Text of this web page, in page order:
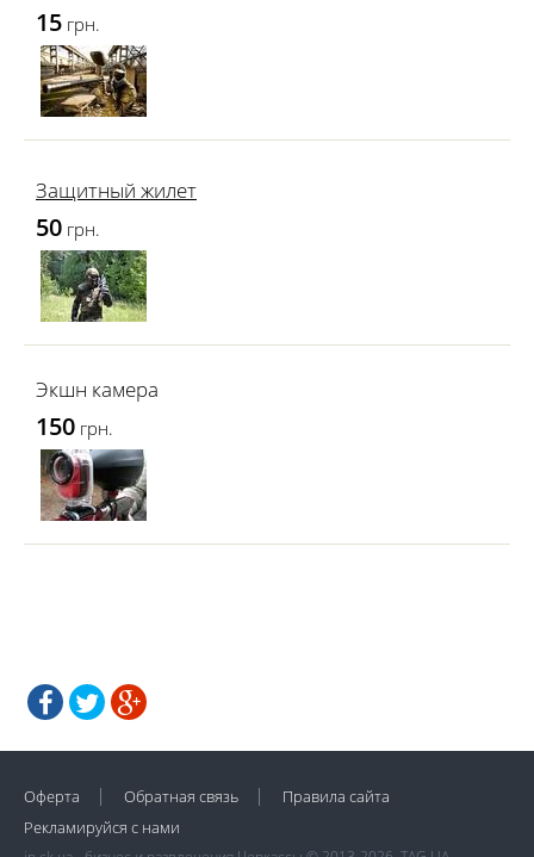
15 грн.
Защитный жилет
50 грн.
Экшн камера
150 грн.
Оферта Обратная связь
Правила сайта
Рекламируйся с нами